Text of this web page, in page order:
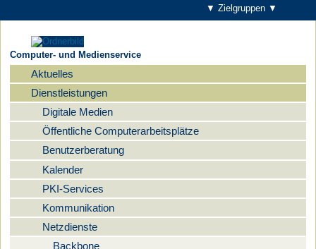
▼ Zielgruppen ▼
Computer- und Medienservice
Navigation
Aktuelles
Dienstleistungen
Digitale Medien
Öffentliche Computerarbeitsplätze
Benutzerberatung
Kalender
PKI-Services
Kommunikation
Netzdienste
Backbone